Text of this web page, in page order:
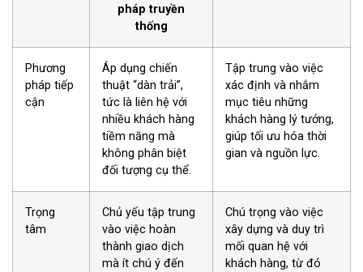
pháp truyền
thống
Phương
pháp tiếp
cận
Áp dụng chiến
thuật “dàn trải”,
tức là liên hệ với
nhiều khách hàng
tiềm năng mà
không phân biệt
đối tượng cụ thể.
Tập trung vào việc
xác định và nhắm
mục tiêu những
khách hàng lý tưởng,
giúp tối ưu hóa thời
gian và nguồn lực.
Trọng
tâm
Chủ yếu tập trung
vào việc hoàn
thành giao dịch
mà ít chú ý đến
Chú trọng vào việc
xây dựng và duy trì
mối quan hệ với
khách hàng, từ đó